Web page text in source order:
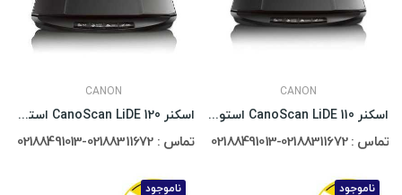
CANON
اسکنر CanoScan LiDE 110 استوک
تماس : 02188311672-02188491013
CANON
اسکنر CanoScan LiDE 120 استوک
تماس : 02188311672-02188491013
ناموجود ناموجود